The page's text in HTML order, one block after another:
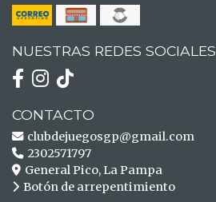
NUESTRAS REDES SOCIALES
CONTACTO
clubdejuegosgp@gmail.com
2302571797
General Pico, La Pampa
Botón de arrepentimiento